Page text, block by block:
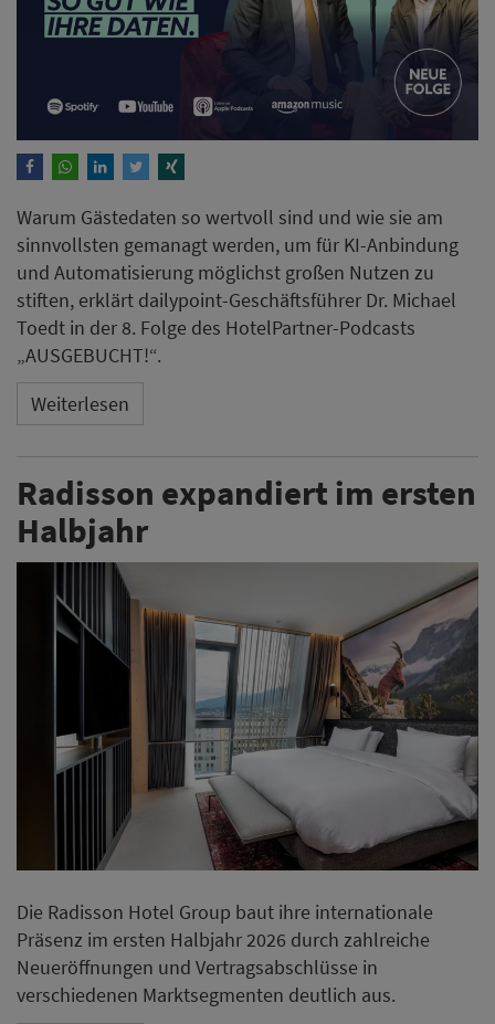
Warum Gästedaten so wertvoll sind und wie sie am
sinnvollsten gemanagt werden, um für KI-Anbindung
und Automatisierung möglichst großen Nutzen zu
stiften, erklärt dailypoint-Geschäftsführer Dr. Michael
Toedt in der 8. Folge des HotelPartner-Podcasts
„AUSGEBUCHT!“.
Weiterlesen
Radisson expandiert im ersten
Halbjahr
Die Radisson Hotel Group baut ihre internationale
Präsenz im ersten Halbjahr 2026 durch zahlreiche
Neueröffnungen und Vertragsabschlüsse in
verschiedenen Marktsegmenten deutlich aus.